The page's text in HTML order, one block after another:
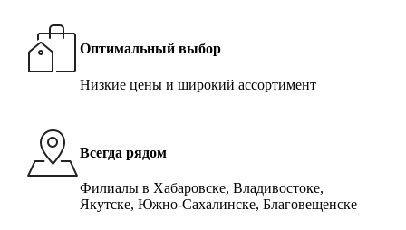
Оптимальный выбор
Низкие цены и широкий ассортимент
Всегда рядом
Филиалы в Хабаровске, Владивостоке,
Якутске, Южно-Сахалинске, Благовещенске